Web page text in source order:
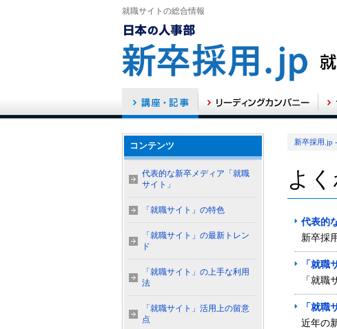
就職サイトの総合情報
新卒採用.jp
よ
代表的
新卒採
「就職
「就職
「就職
近年の
コンテンツ
代表的な新卒メディア「就職
サイト」
「就職サイト」の特色
「就職サイト」の最新トレン
ド
「就職サイト」の上手な利用
法
「就職サイト」活用上の留意
点